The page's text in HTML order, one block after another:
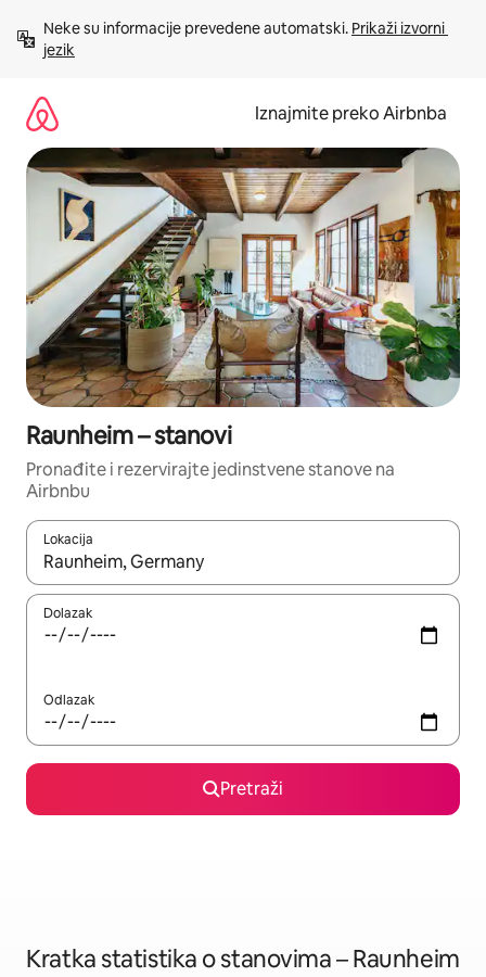
sadržaj
Neke su informacije prevedene automatski. Prikaži izvorni
jezik
Iznajmite preko Airbnba
Raunheim – stanovi
Pronađite i rezervirajte jedinstvene stanove na
Airbnbu
Lokacija
Kada budu dostupni rezultati, moći ćete ih pregledati
Dolazak
Odlazak
Pretraži
Kratka statistika o stanovima – Raunheim